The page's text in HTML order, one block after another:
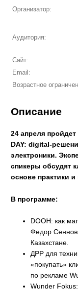
Организатор:
Аудитория:
Сайт:
Email:
Возрастное
Описание
24 апреля
DAY: digital-
электроники.
спикеры обсудят
основе практики и
В программе:
DOOH: как
Федор
Казахстане.
ДРР для
«покупать»
по рекламе
Wunder